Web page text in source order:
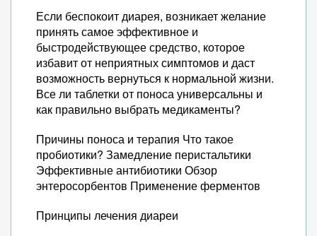
Если беспокоит диарея, возникает желание
принять самое эффективное и
быстродействующее средство, которое
избавит от неприятных симптомов и даст
возможность вернуться к нормальной жизни.
Все ли таблетки от поноса универсальны и
как правильно выбрать медикаменты?
Причины поноса и терапия Что такое
пробиотики? Замедление перистальтики
Эффективные антибиотики Обзор
энтеросорбентов Применение ферментов
Принципы лечения диареи